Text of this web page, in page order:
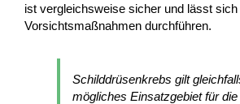
ist vergleichsweise sicher und lässt
Vorsichtsmaßnahmen durchführen.
Schilddrüsenkrebs gilt
mögliches Einsatzgebiet für